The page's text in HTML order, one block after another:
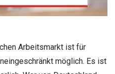
Arbeitsmarkt ist für
möglich. Es ist